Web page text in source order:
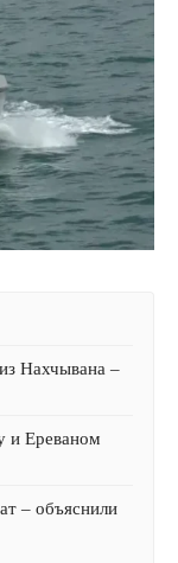
Нахчывана –
и Ереваном
– объяснили